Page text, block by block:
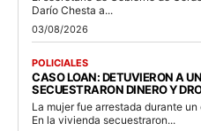
Darío Chesta a...
03/08/2026
POLICIALES
CASO LOAN: DETUVIERON A
SECUESTRARON DINERO Y
La mujer fue arrestada durante
En la vivienda secuestraron...